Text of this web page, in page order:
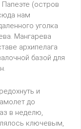
(остров
нам
уголка
Мангарева
архипелага
базой для
и
до
в неделю,
ключевым,